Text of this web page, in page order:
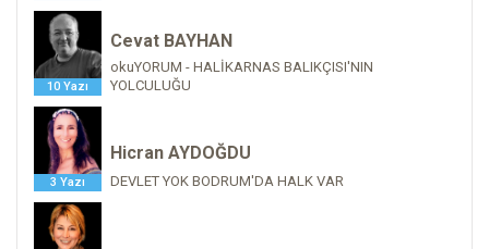
10 Yazı
Cevat BAYHAN
okuYORUM - HALİKARNAS BALIKÇISI'NIN
YOLCULUĞU
3 Yazı
Hicran AYDOĞDU
DEVLET YOK BODRUM'DA HALK VAR